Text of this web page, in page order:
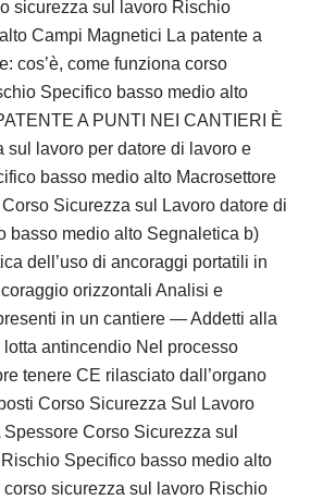
sicurezza sul lavoro Rischio
Campi Magnetici La patente a
cos’è, come funziona corso
Specifico basso medio alto
A PUNTI NEI CANTIERI È
sul lavoro per datore di lavoro e
basso medio alto Macrosettore
Sicurezza sul Lavoro datore di
basso medio alto Segnaletica b)
dell’uso di ancoraggi portatili in
orizzontali Analisi e
in un cantiere — Addetti alla
antincendio Nel processo
tenere CE rilasciato dall’organo
Corso Sicurezza Sul Lavoro
Corso Sicurezza sul
Specifico basso medio alto
sicurezza sul lavoro Rischio